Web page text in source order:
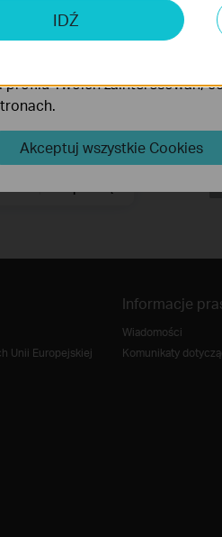
Unii Europejskiej
Informacje
Wiadomości
Komunikaty
IDŹ
są wykorzystywane w
wyświetlanych treści.
Cookies mogą być
profilu Twoich zainteresowań,
Akceptuj wszystkie Cookies